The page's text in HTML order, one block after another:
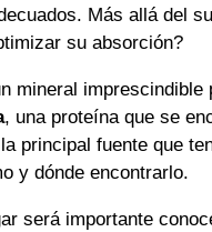
Más allá del
su absorción?
mineral
, una proteína que se
principal fuente que
y dónde encontrarlo.
será importante